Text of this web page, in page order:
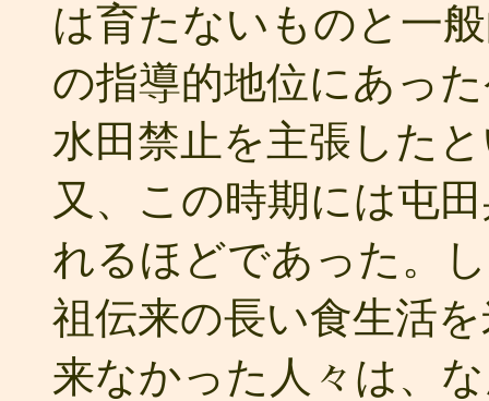
は育たないものと一
の指導的地位にあっ
水田禁止を主張した
又、この時期には屯
れるほどであった。
祖伝来の長い食生活
来なかった人々は、